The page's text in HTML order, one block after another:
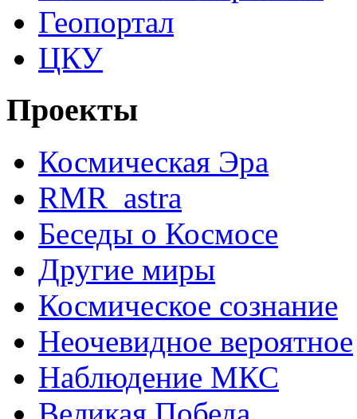
Геопортал
ЦКУ
Проекты
Космическая Эра
RMR_astra
Беседы о Космосе
Другие миры
Космическое сознание
Неочевидное вероятное
Наблюдение МКС